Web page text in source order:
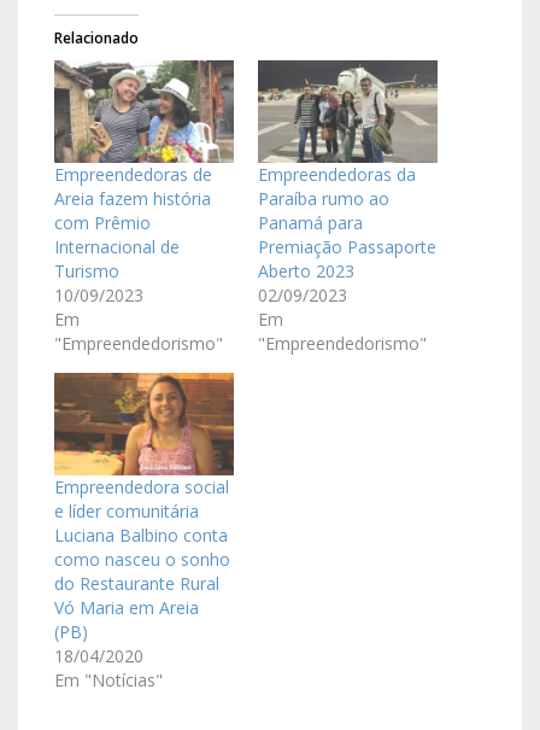
Relacionado
Empreendedoras de
Areia fazem história
com Prêmio
Internacional de
Turismo
10/09/2023
Em
"Empreendedorismo"
Empreendedoras da
Paraíba rumo ao
Panamá para
Premiação Passaporte
Aberto 2023
02/09/2023
Em
"Empreendedorismo"
Empreendedora social
e líder comunitária
Luciana Balbino conta
como nasceu o sonho
do Restaurante Rural
Vó Maria em Areia
(PB)
18/04/2020
Em "Notícias"